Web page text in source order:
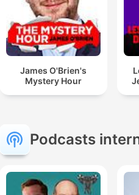
James O'Brien's
Mystery Hour
Podcasts